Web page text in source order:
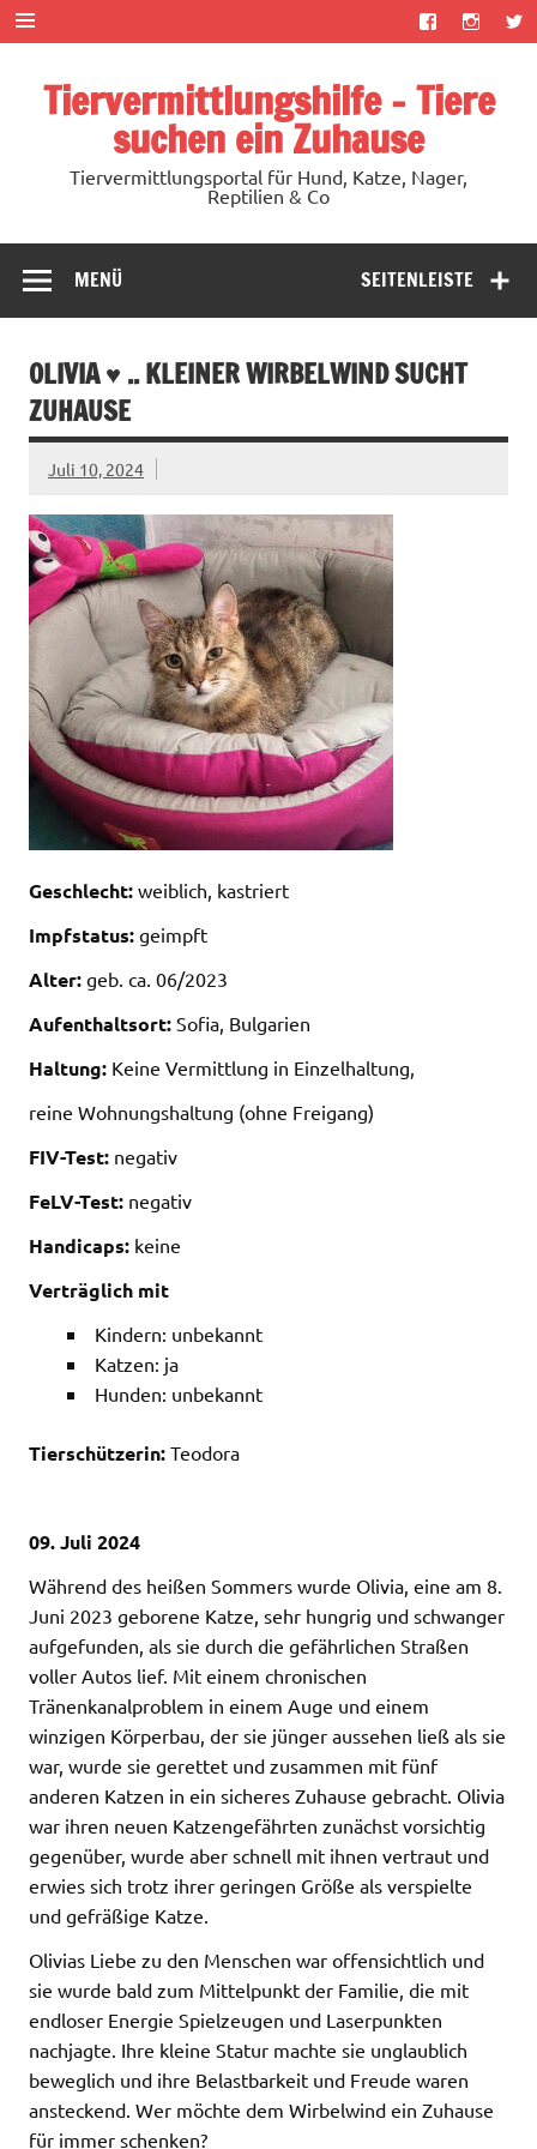
Zum
Inhalt
springen
Tiervermittlungshilfe – Tiere
suchen ein Zuhause
Tiervermittlungsportal für Hund, Katze, Nager,
Reptilien & Co
SEITENLEISTE
MENÜ
OLIVIA ♥ .. KLEINER WIRBELWIND SUCHT
ZUHAUSE
Juli 10, 2024
Geschlecht: weiblich, kastriert
Impfstatus: geimpft
Alter: geb. ca. 06/2023
Aufenthaltsort: Sofia, Bulgarien
Haltung: Keine Vermittlung in Einzelhaltung,
reine Wohnungshaltung (ohne Freigang)
FIV-Test: negativ
FeLV-Test: negativ
Handicaps: keine
Verträglich mit
Kindern: unbekannt
Katzen: ja
Hunden: unbekannt
Tierschützerin: Teodora
09. Juli 2024
Während des heißen Sommers wurde Olivia, eine am 8.
Juni 2023 geborene Katze, sehr hungrig und schwanger
aufgefunden, als sie durch die gefährlichen Straßen
voller Autos lief. Mit einem chronischen
Tränenkanalproblem in einem Auge und einem
winzigen Körperbau, der sie jünger aussehen ließ als sie
war, wurde sie gerettet und zusammen mit fünf
anderen Katzen in ein sicheres Zuhause gebracht. Olivia
war ihren neuen Katzengefährten zunächst vorsichtig
gegenüber, wurde aber schnell mit ihnen vertraut und
erwies sich trotz ihrer geringen Größe als verspielte
und gefräßige Katze.
Olivias Liebe zu den Menschen war offensichtlich und
sie wurde bald zum Mittelpunkt der Familie, die mit
endloser Energie Spielzeugen und Laserpunkten
nachjagte. Ihre kleine Statur machte sie unglaublich
beweglich und ihre Belastbarkeit und Freude waren
ansteckend. Wer möchte dem Wirbelwind ein Zuhause
für immer schenken?